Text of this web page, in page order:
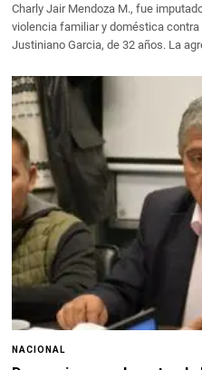
Charly Jair Mendoza M., fue
violencia familiar y doméstica contra
Justiniano Garcia, de 32 años. La
NACIONAL